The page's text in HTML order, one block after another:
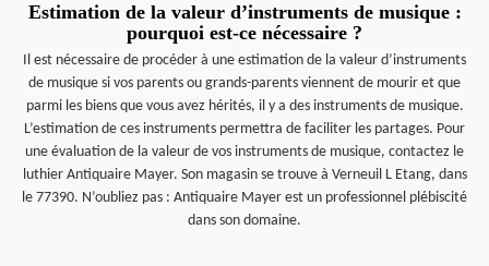
Estimation de la valeur d’instruments de musique :
pourquoi est-ce nécessaire ?
Il est nécessaire de procéder à une estimation de la valeur d’instruments
de musique si vos parents ou grands-parents viennent de mourir et que
parmi les biens que vous avez hérités, il y a des instruments de musique.
L’estimation de ces instruments permettra de faciliter les partages. Pour
une évaluation de la valeur de vos instruments de musique, contactez le
luthier Antiquaire Mayer. Son magasin se trouve à Verneuil L Etang, dans
le 77390. N’oubliez pas : Antiquaire Mayer est un professionnel plébiscité
dans son domaine.